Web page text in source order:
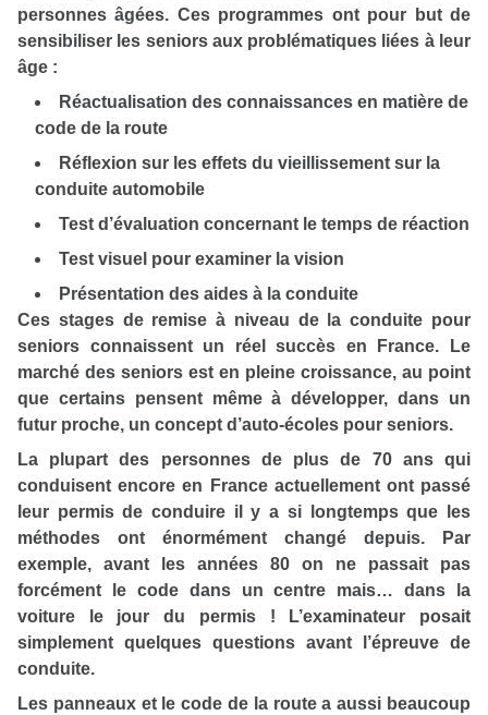
personnes âgées. Ces programmes ont pour but de
sensibiliser les seniors aux problématiques liées à leur
âge :
Réactualisation des connaissances en matière de
code de la route
Réflexion sur les effets du vieillissement sur la
conduite automobile
Test d’évaluation concernant le temps de réaction
Test visuel pour examiner la vision
Présentation des aides à la conduite
Ces stages de remise à niveau de la conduite pour
seniors connaissent un réel succès en France. Le
marché des seniors est en pleine croissance, au point
que certains pensent même à développer, dans un
futur proche, un concept d’auto-écoles pour seniors.
La plupart des personnes de plus de 70 ans qui
conduisent encore en France actuellement ont passé
leur permis de conduire il y a si longtemps que les
méthodes ont énormément changé depuis. Par
exemple, avant les années 80 on ne passait pas
forcément le code dans un centre mais… dans la
voiture le jour du permis ! L’examinateur posait
simplement quelques questions avant l’épreuve de
conduite.
Les panneaux et le code de la route a aussi beaucoup